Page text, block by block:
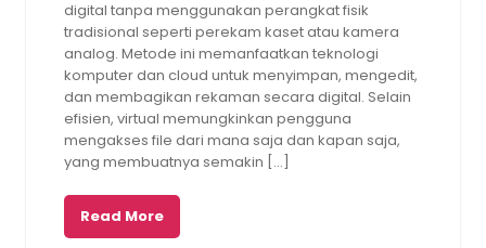
digital tanpa menggunakan perangkat fisik
tradisional seperti perekam kaset atau kamera
analog. Metode ini memanfaatkan teknologi
komputer dan cloud untuk menyimpan, mengedit,
dan membagikan rekaman secara digital. Selain
efisien, virtual memungkinkan pengguna
mengakses file dari mana saja dan kapan saja,
yang membuatnya semakin […]
Read More